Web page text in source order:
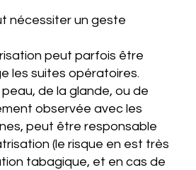
nécessiter un geste
peut parfois être
les suites opératoires.
de la glande, ou de
observée avec les
peut être responsable
(le risque en est très
tabagique, et en cas de